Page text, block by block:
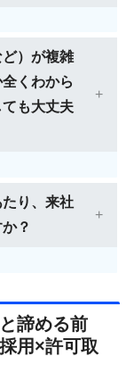
）が複雑
くわから
も大丈夫
り、来社
？
諦める前
用×許可取